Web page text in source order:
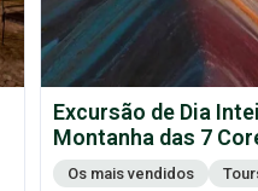
Excursão de Dia
Montanha das 7
Os mais vendidos